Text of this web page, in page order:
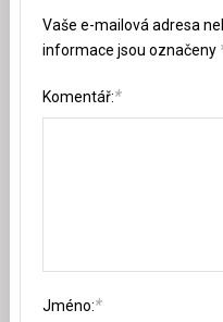
Vaše e-mailová adresa
informace jsou označeny
Komentář:*
Jméno:*